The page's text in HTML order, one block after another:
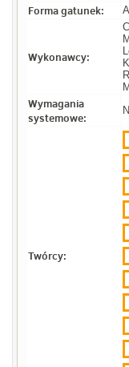
Forma gatunek:
Wykonawcy:
Wymagania
systemowe:
Twórcy: